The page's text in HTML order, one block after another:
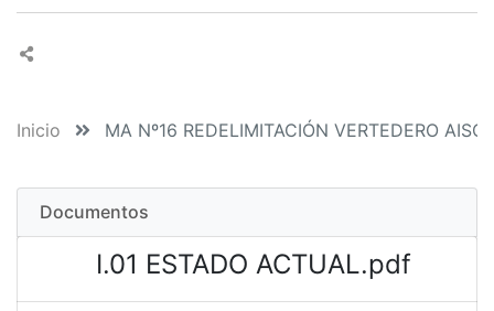
Inicio MA Nº16 REDELIMITACIÓN VERTEDERO
Documentos
I.01 ESTADO ACTUAL.pdf